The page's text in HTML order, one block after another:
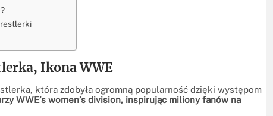
Ikona WWE
która zdobyła ogromną popularność dzięki występom
WWE’s women’s division, inspirując miliony fanów na